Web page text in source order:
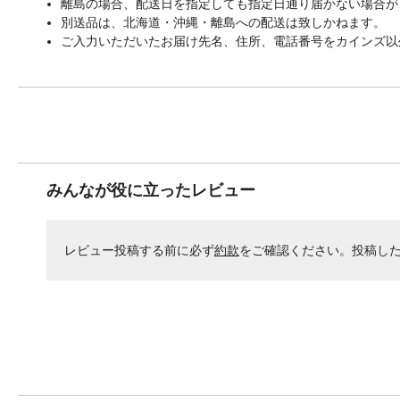
離島の場合、配送日を指定しても指定日通り届かない場合
別送品は、北海道・沖縄・離島への配送は致しかねます。
ご入力いただいたお届け先名、住所、電話番号をカインズ
みんなが役に立ったレビュー
レビュー投稿する前に必ず約款をご確認ください。投稿し